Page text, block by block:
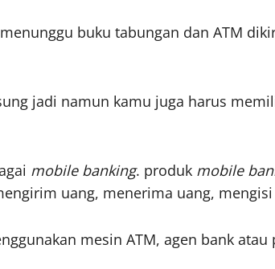
buku tabungan dan ATM
jadi namun kamu juga harus
mobile banking. produk mobile
uang, menerima uang,
mesin ATM, agen bank atau